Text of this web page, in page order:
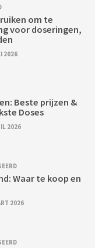
om te
voor doseringen,
2026
Beste prijzen &
Doses
2026
Waar te koop en
2026